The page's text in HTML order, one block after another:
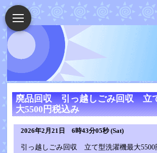
廃品回収 引っ越しごみ回収 立
大5500円税込み
2026年2月21日 6時43分05秒 (Sat)
引っ越しごみ回収 立て型洗濯機最大5500